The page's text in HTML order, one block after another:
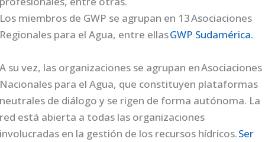
Los miembros de GWP se agrupan en 13 Asociaciones
Regionales para el Agua, entre ellasGWP Sudamérica.
A su vez, las organizaciones se agrupan en Asociaciones
Nacionales para el Agua, que constituyen plataformas
neutrales de diálogo y se rigen de forma autónoma. La
red está abierta a todas las organizaciones
involucradas en la gestión de los recursos hídricos.Ser